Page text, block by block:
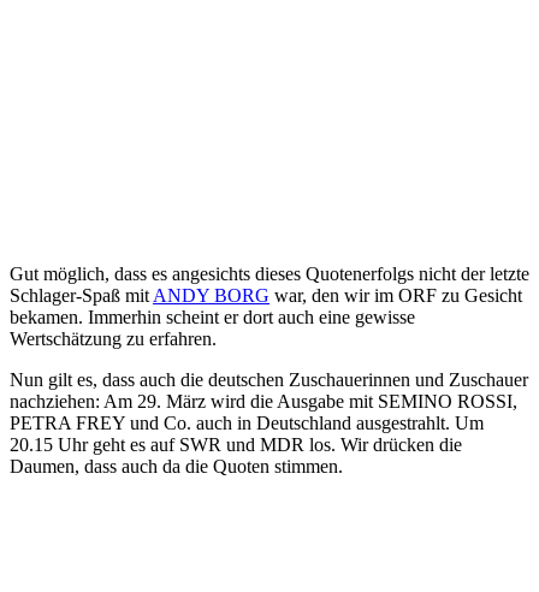
Gut möglich, dass es angesichts dieses Quotenerfolgs nicht der letzte
Schlager-Spaß mit ANDY BORG war, den wir im ORF zu Gesicht
bekamen. Immerhin scheint er dort auch eine gewisse
Wertschätzung zu erfahren.
Nun gilt es, dass auch die deutschen Zuschauerinnen und Zuschauer
nachziehen: Am 29. März wird die Ausgabe mit SEMINO ROSSI,
PETRA FREY und Co. auch in Deutschland ausgestrahlt. Um
20.15 Uhr geht es auf SWR und MDR los. Wir drücken die
Daumen, dass auch da die Quoten stimmen.